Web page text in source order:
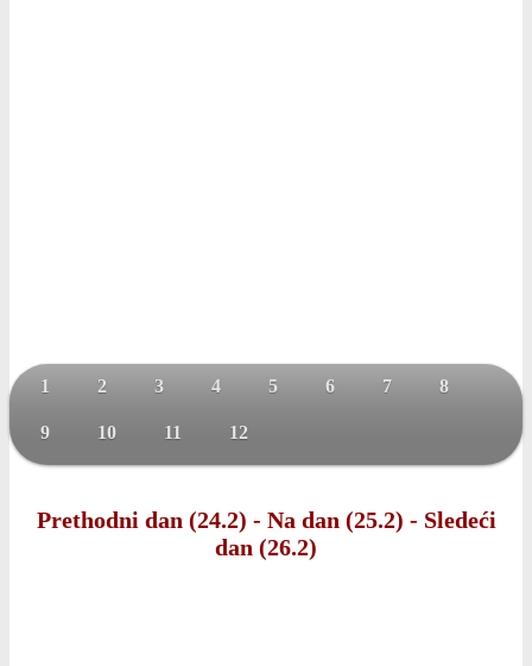
1 2 3 4 5 6 7 8
9 10 11 12
Prethodni dan (24.2) - Na dan (25.2) - Sledeći
dan (26.2)